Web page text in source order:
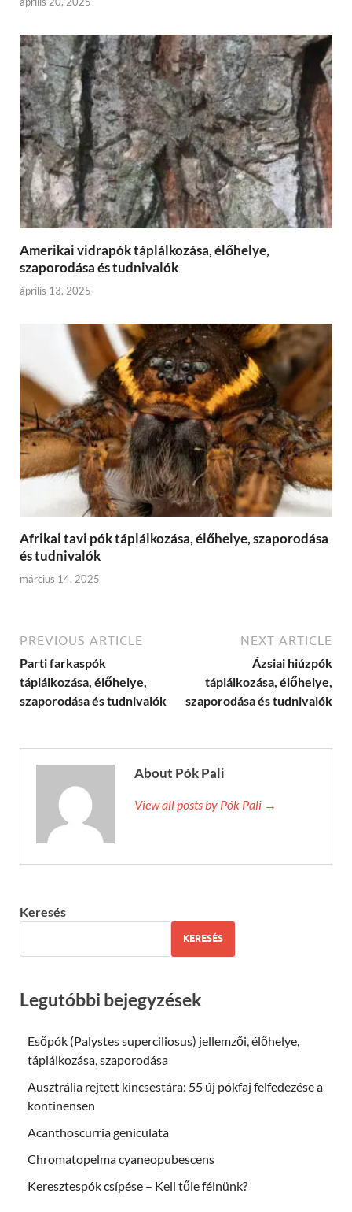
Amerikai vidrapók táplálkozása, élőhelye,
szaporodása és tudnivalók
április 13, 2025
Afrikai tavi pók táplálkozása, élőhelye, szaporodása
és tudnivalók
március 14, 2025
PREVIOUS ARTICLE
Parti farkaspók
táplálkozása, élőhelye,
szaporodása és tudnivalók
NEXT ARTICLE
Ázsiai hiúzpók
táplálkozása, élőhelye,
szaporodása és tudnivalók
About Pók Pali
View all posts by Pók Pali →
Keresés
KERESÉS
Legutóbbi bejegyzések
Esőpók (Palystes superciliosus) jellemzői, élőhelye,
táplálkozása, szaporodása
Ausztrália rejtett kincsestára: 55 új pókfaj felfedezése a
kontinensen
Acanthoscurria geniculata
Chromatopelma cyaneopubescens
Keresztespók csípése – Kell tőle félnünk?